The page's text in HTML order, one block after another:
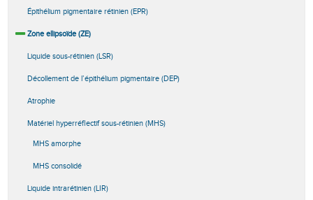
Épithélium pigmentaire rétinien (EPR)
Zone ellipsoïde (ZE)
Liquide sous-rétinien (LSR)
Décollement de l’épithélium pigmentaire (DEP)
Atrophie
Matériel hyperréflectif sous-rétinien (MHS)
MHS amorphe
MHS consolidé
Liquide intrarétinien (LIR)